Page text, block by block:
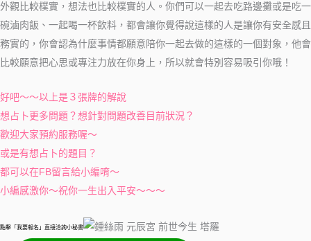
外觀比較樸實，想法也比較樸實的人。你們可以一起去吃路邊攤或是吃一
碗滷肉飯、一起喝一杯飲料，都會讓你覺得說這樣的人是讓你有安全感且
務實的，你會認為什麼事情都願意陪你一起去做的這樣的一個對象，他會
比較願意把心思或專注力放在你身上，所以就會特別容易吸引你哦！
好吧～～以上是３張牌的解說
想占卜更多問題？想針對問題改善目前狀況？
歡迎大家預約服務喔～
或是有想占卜的題目？
都可以在FB留言給小編唷～
小編感激你～祝你一生出入平安～～～
點擊「我要報名」直接洽詢小秘書